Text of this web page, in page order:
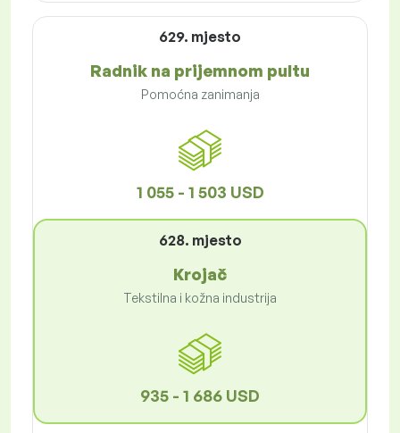
629. mjesto
Radnik na prijemnom pultu
Pomoćna zanimanja
1 055 - 1 503 USD
628. mjesto
Krojač
Tekstilna i kožna industrija
935 - 1 686 USD